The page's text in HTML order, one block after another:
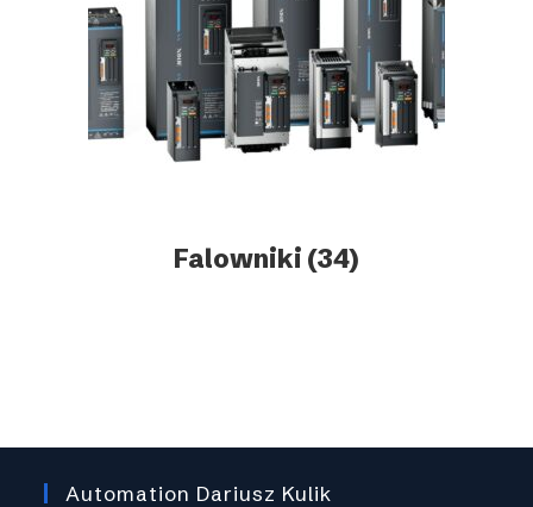
Falowniki (34)
Automation Dariusz Kulik